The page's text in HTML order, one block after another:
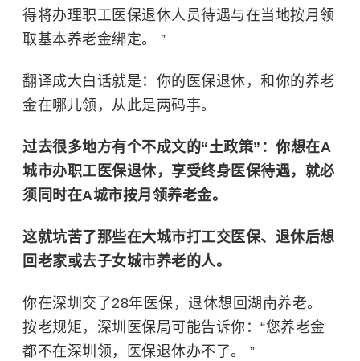
得将办理职工医保退休人员待遇与在当地按月领
取基本养老金绑定。 ”
翻译成大白话就是：你的医保退休，和你的养老
金在哪儿领，从此是两码事。
过去很多地方有个不成文的“土政策”：你想在A
城市办职工医保退休，享受终身医保待遇，就必
须同时在A城市按月领养老金。
这就坑苦了那些在大城市打工交医保、退休后想
回老家或去子女城市养老的人。
你在深圳交了28年医保，退休想回湖南养老。
按老规矩，深圳医保局可能告诉你：“您养老金
都不在深圳领，医保退休办不了。 ”